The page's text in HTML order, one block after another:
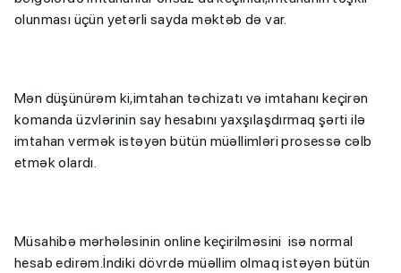
olunması üçün yetərli sayda məktəb də var.
Mən düşünürəm ki,imtahan təchizatı və imtahanı keçirən
komanda üzvlərinin say hesabını yaxşılaşdırmaq şərti ilə
imtahan vermək istəyən bütün müəllimləri prosessə cəlb
etmək olardı.
Müsahibə mərhələsinin online keçirilməsini isə normal
hesab edirəm.İndiki dövrdə müəllim olmaq istəyən bütün